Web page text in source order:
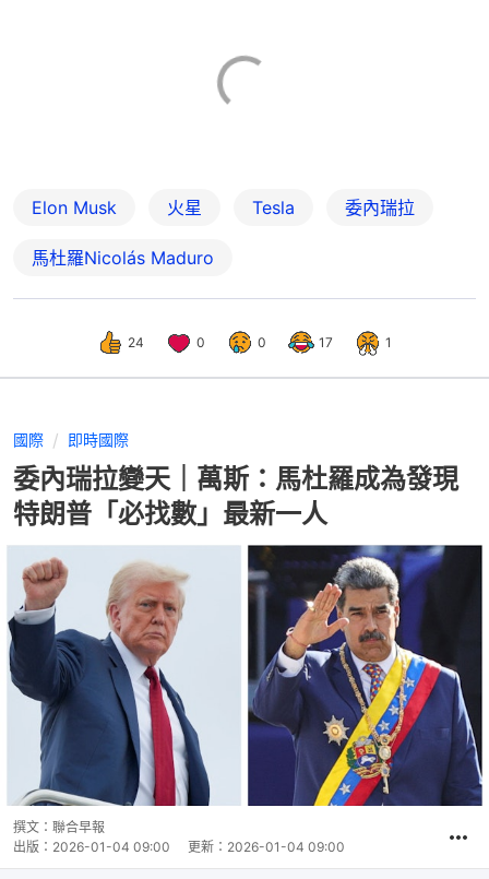
Elon Musk 火星 Tesla 委內瑞拉
馬杜羅Nicolás Maduro
24 0 0 17 1
國際 即時國際
委內瑞拉變天｜萬斯：馬杜羅成為發現
特朗普「必找數」最新一人
撰文： 聯合早報
出版： 2026-01-04 09:00 更新： 2026-01-04 09:00